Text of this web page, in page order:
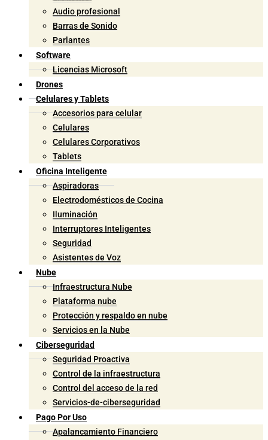
Audio profesional
Barras de Sonido
Parlantes
Software
Licencias Microsoft
Drones
Celulares y Tablets
Accesorios para celular
Celulares
Celulares Corporativos
Tablets
Oficina Inteligente
Aspiradoras
Electrodomésticos de Cocina
Iluminación
Interruptores Inteligentes
Seguridad
Asistentes de Voz
Nube
Infraestructura Nube
Plataforma nube
Protección y respaldo en nube
Servicios en la Nube
Ciberseguridad
Seguridad Proactiva
Control de la infraestructura
Control del acceso de la red
Servicios-de-ciberseguridad
Pago Por Uso
Apalancamiento Financiero